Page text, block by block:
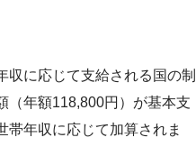
収に応じて支給される国の制
（年額118,800円）が基本支
帯年収に応じて加算されま